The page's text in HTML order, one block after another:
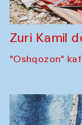
Zuri Kamil
"Oshqozon"